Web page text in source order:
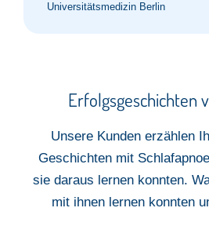
Universitätsmedizin Berlin
Erfolgsgeschichten
Unsere Kunden erzählen
Geschichten mit
sie daraus lernen konnten.
mit ihnen lernen konnten